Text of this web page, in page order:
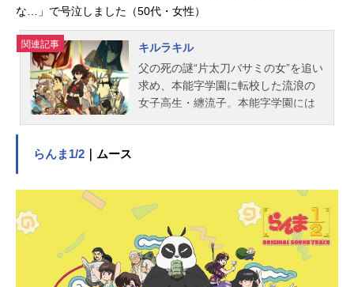
な…」で号泣しました（50代・女性）
関連記事
キルラキル
父の死の謎“片太刀バサミの女”を追い
求め、本能字学園に転校した流浪の
女子高生・纏流子。本能字学園には
ミ”を知るという皐月。流子は皐月に
その事を聞き出そうとするが…。そ
の出会いは、偶然か、必然か。学園
に巻き起こる波乱は、やがて全てを
巻きこんでいく！作品名キルラキル
放送形態TVアニメスケジュール2013
らんま1/2 ｜ムース